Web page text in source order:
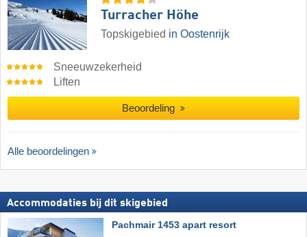
Turracher Höhe
Topskigebied in Oostenrijk
Sneeuwzekerheid
Liften
Beoordeling
Alle beoordelingen
Accommodaties bij dit skigebied
Pachmair 1453 apart resort